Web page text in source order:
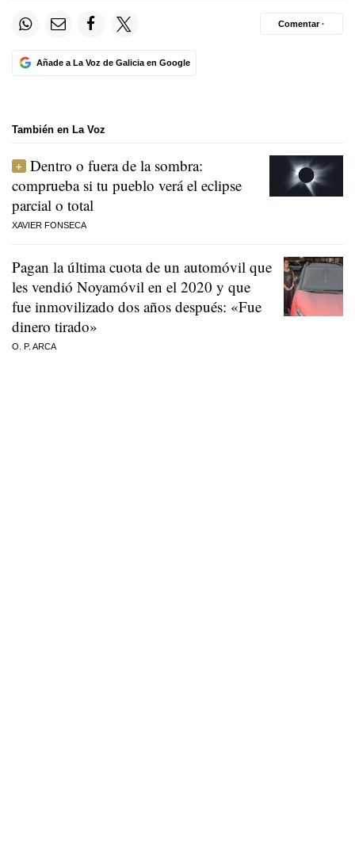
Añade a La Voz de Galicia en Google
Comentar ·
También en La Voz
Dentro o fuera de la sombra:
comprueba si tu pueblo verá el eclipse
parcial o total
XAVIER FONSECA
Pagan la última cuota de un automóvil que
les vendió Noyamóvil en el 2020 y que
fue inmovilizado dos años después: «Fue
dinero tirado»
O. P. ARCA